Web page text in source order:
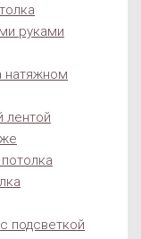
руками
натяжном
лентой
подсветкой